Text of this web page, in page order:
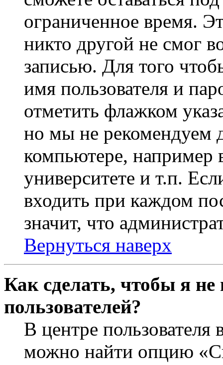
ограниченное время.
никто другой не смог
записью. Для того
имя пользователя и
отметить флажком
но мы не рекомендуем
компьютере, например
университете и т.п.
входить при каждом
значит, что
Вернуться наверх
Как сделать, чтобы я
пользователей?
В центре
можно найти опцию